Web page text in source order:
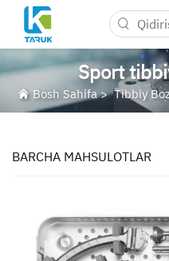
Nima uchun TARUK
Tibbiy Bozorlar
Yangiliklar va Tadbirlar
Sport
Bosh Sahifa>Tibbiy
BARCHA MAHSULOTLAR